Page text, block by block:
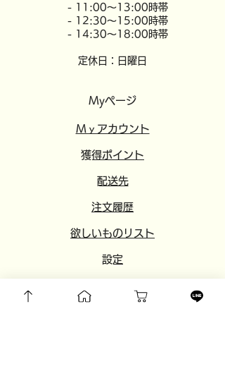
- 11:00～13:00時帯
- 12:30～15:00時帯
- 14:30～18:00時帯
定休日：日曜日
Myページ
​​Mｙアカウント
​獲得ポイント
​配送先
注文履歴
欲しいものリスト
​設定